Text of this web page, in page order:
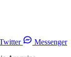
Messenger